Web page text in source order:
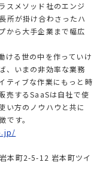
スメソッド社のエンジ
所が掛け合わさったハ
から大手企業まで幅広
ける世の中を作っていけ
、いまの非効率な業務
ティブな作業にもっと時
売するSaaSは自社で使
い方のノウハウと共に
です。
本町2-5-12 岩本町ツイ